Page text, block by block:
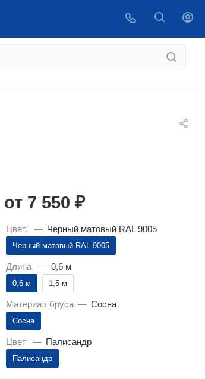
ВОЙТИ
от 7 550 ₽
Цвет. — Черный матовый RAL 9005
Черный матовый RAL 9005
Длина — 0,6 м
0,6 м 1,5 м
Материал бруса — Сосна
Сосна
Цвет — Палисандр
Палисандр